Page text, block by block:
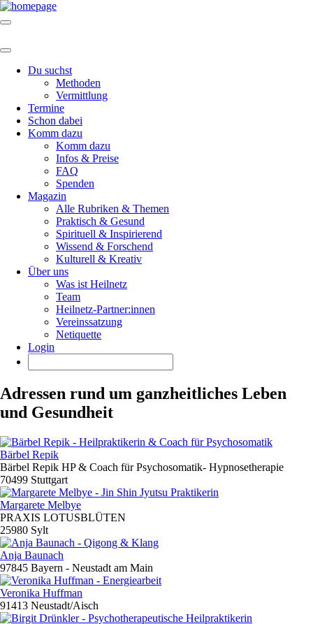
Du suchst
Methoden
Vermittlung
Termine
Schon dabei
Komm dazu
Komm dazu
Infos & Preise
FAQ
Spenden
Magazin
Alle Rubriken & Themen
Praktisch & Gesund
Spirituell & Inspirierend
Wissend & Forschend
Kulturell & Kreativ
Über uns
Was ist Heilnetz
Team
Heilnetz-Partner:innen
Vereinssatzung
Netiquette
Login
Adressen rund um ganzheitliches Leben
und Gesundheit
Bärbel Repik
Bärbel Repik HP & Coach für Psychosomatik- Hypnosetherapie
70499 Stuttgart
Margarete Melbye
PRAXIS LOTUSBLÜTEN
25980 Sylt
Anja Baunach
97845 Bayern - Neustadt am Main
Veronika Huffman
91413 Neustadt/Aisch